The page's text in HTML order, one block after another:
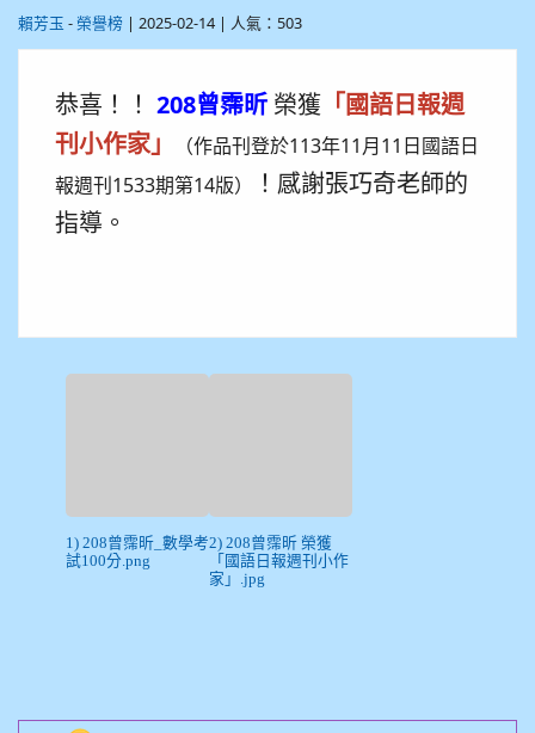
賴芳玉 - 榮譽榜 | 2025-02-14 | 人氣：503
恭喜！！ 208曾霈昕 榮獲 「國語日報週
刊小作家」
（作品刊登於113年11月11日國語日
報週刊1533期第14版）
！感謝張巧奇老師的
指導。
1) 208曾霈昕_數學考
試100分.png
2) 208曾霈昕 榮獲
「國語日報週刊小作
家」.jpg